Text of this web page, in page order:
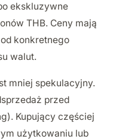
ekskluzywne
THB. Ceny mają
konkretnego
walut.
mniej spekulacyjny.
przed
Kupujący częściej
użytkowaniu lub